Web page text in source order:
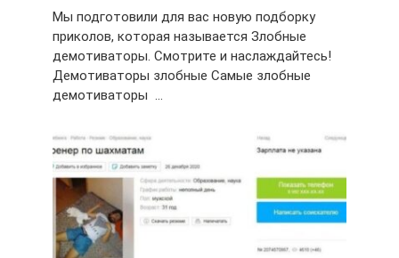
Мы подготовили для вас новую подборку
приколов, которая называется Злобные
демотиваторы. Смотрите и наслаждайтесь!
Демотиваторы злобные Самые злобные
демотиваторы …